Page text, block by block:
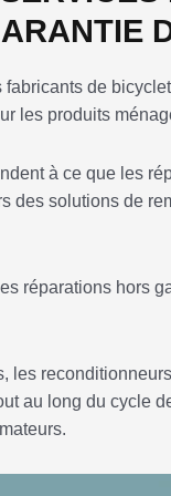
de
les produits
à ce que les
des solutions de
réparations hors
les
au long du cycle